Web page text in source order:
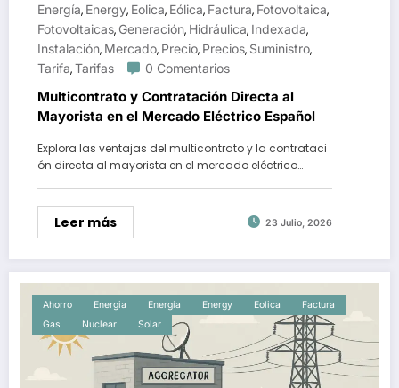
Energía, Energy, Eolica, Eólica, Factura, Fotovoltaica,
Fotovoltaicas, Generación, Hidráulica, Indexada,
Instalación, Mercado, Precio, Precios, Suministro,
Tarifa,Tarifas 0 Comentarios
Multicontrato y Contratación Directa al
Mayorista en el Mercado Eléctrico Español
Explora las ventajas del multicontrato y la contrataci
ón directa al mayorista en el mercado eléctrico…
Leer más 23 Julio, 2026
Ahorro Energia Energía Energy Eolica
Factura
Gas
Nuclear Solar